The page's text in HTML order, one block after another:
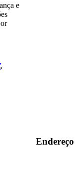
e
.
Endereço